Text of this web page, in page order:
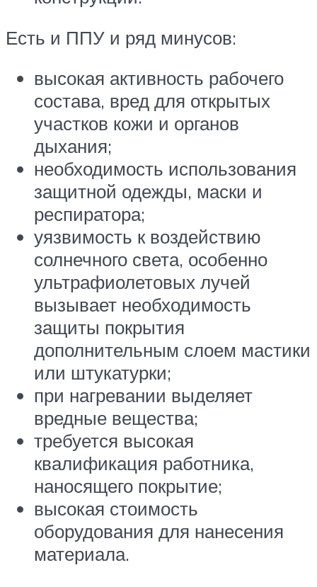
Есть и ППУ и ряд минусов:
высокая активность рабочего
состава, вред для открытых
участков кожи и органов
дыхания;
необходимость использования
защитной одежды, маски и
респиратора;
уязвимость к воздействию
солнечного света, особенно
ультрафиолетовых лучей
вызывает необходимость
защиты покрытия
дополнительным слоем мастики
или штукатурки;
при нагревании выделяет
вредные вещества;
требуется высокая
квалификация работника,
наносящего покрытие;
высокая стоимость
оборудования для нанесения
материала.